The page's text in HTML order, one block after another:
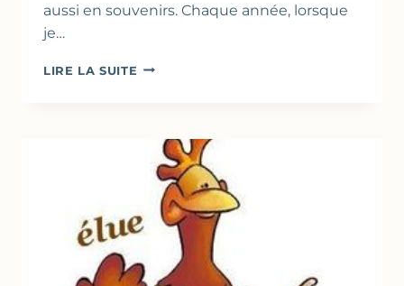
aussi en souvenirs. Chaque année, lorsque
je…
LIRE LA SUITE OREILLETTES
MÈRE
POUR
MARDI
GRAS